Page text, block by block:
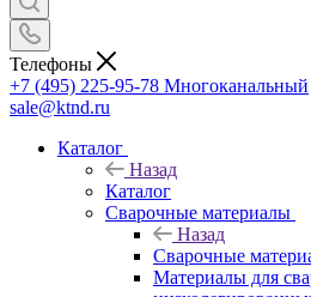
Телефоны
+7 (495) 225-95-78 Многоканальный
sale@ktnd.ru
Каталог
Назад
Каталог
Сварочные материалы
Назад
Сварочные
Материалы для